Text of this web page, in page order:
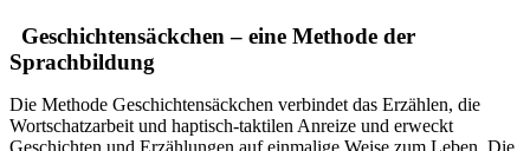
Geschichtensäckchen – eine Methode der
Sprachbildung
Die Methode Geschichtensäckchen verbindet das Erzählen, die
Wortschatzarbeit und haptisch-taktilen Anreize und erweckt
Geschichten und Erzählungen auf einmalige Weise zum Leben. Die